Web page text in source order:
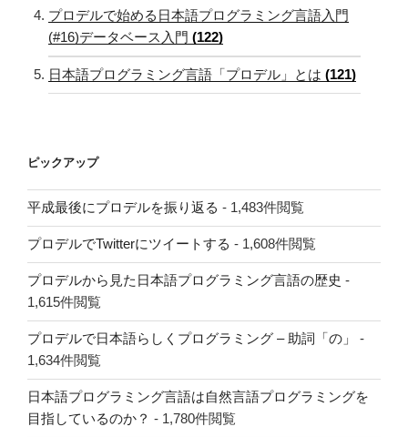
プロデルで始める日本語プログラミング言語入門
(#16)データベース入門 (122)
日本語プログラミング言語「プロデル」とは (121)
ピックアップ
平成最後にプロデルを振り返る - 1,483件閲覧
プロデルでTwitterにツイートする - 1,608件閲覧
プロデルから見た日本語プログラミング言語の歴史 -
1,615件閲覧
プロデルで日本語らしくプログラミング – 助詞「の」
-
1,634件閲覧
日本語プログラミング言語は自然言語プログラミングを
目指しているのか？ - 1,780件閲覧